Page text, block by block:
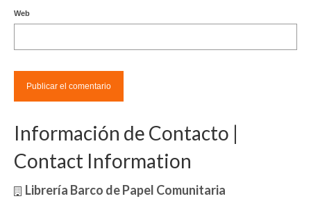
Web
Información de Contacto |
Contact Information
Librería Barco de Papel Comunitaria